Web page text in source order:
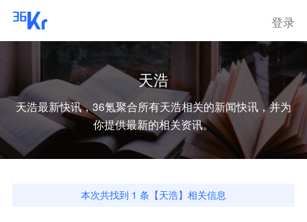
登录
天浩
天浩最新快讯，36氪聚合所有天浩相关的新闻快讯，并为
你提供最新的相关资讯。
本次共找到 1 条【天浩】相关信息